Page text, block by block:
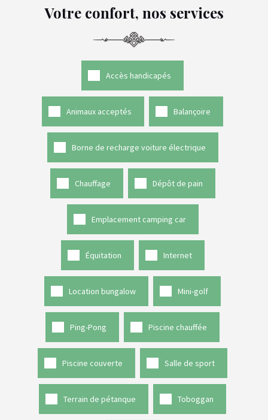
Votre confort, nos services
Accès handicapés
Animaux acceptés Balançoire
Borne de recharge voiture électrique
Chauffage Dépôt de pain
Emplacement camping car
Équitation Internet
Location bungalow Mini-golf
Ping-Pong Piscine chauffée
Piscine couverte Salle de sport
Terrain de pétanque Toboggan